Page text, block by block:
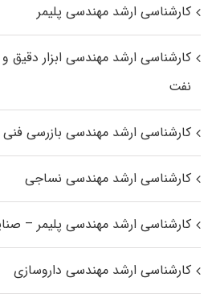
کارشناسی ارشد مهندسی پلیمر
کارشناسی ارشد مهندسی ابزار دقیق
نفت
کارشناسی ارشد مهندسی بازرسی فنی
کارشناسی ارشد مهندسی نساجی
کارشناسی ارشد مهندسی پلیمر –
کارشناسی ارشد مهندسی داروسازی